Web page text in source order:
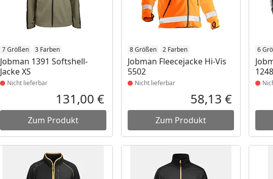
7 Größen 3 Farben
Jobman 1391 Softshell-
Jacke XS
Produkt nicht lieferbar
Nicht lieferbar
Aktueller Preis
131,00 €
Zum Produkt
8 Größen 2 Farben
Jobman Fleecejacke Hi-Vis
5502
Produkt nicht lieferbar
Nicht lieferbar
Aktueller
58,13 €
Zum Produkt
6
1248